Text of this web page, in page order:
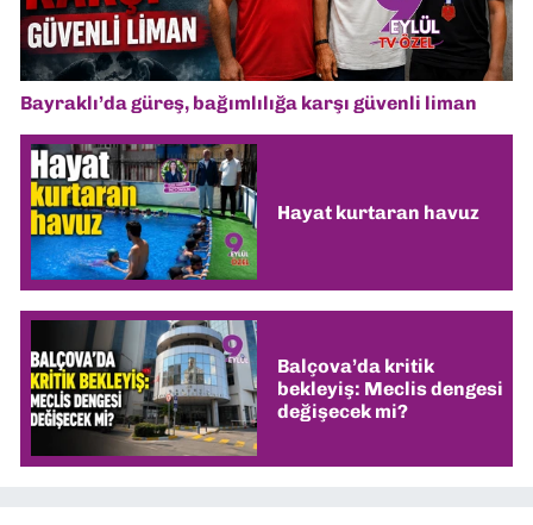
Bayraklı’da güreş, bağımlılığa karşı güvenli liman
Hayat kurtaran havuz
Balçova’da kritik
bekleyiş: Meclis dengesi
değişecek mi?